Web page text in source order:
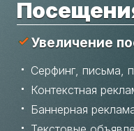
Увеличение
Серфинг, письма,
Контекстная
Баннерная